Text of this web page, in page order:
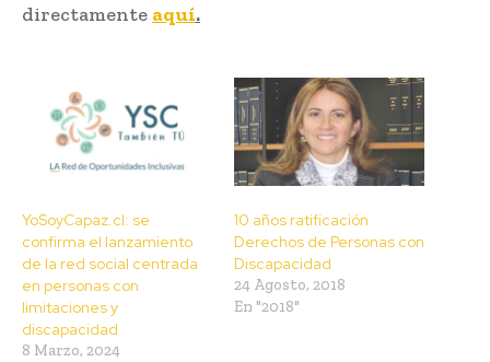
directamente aquí.
YoSoyCapaz.cl: se
confirma el lanzamiento
de la red social centrada
en personas con
limitaciones y
discapacidad
8 Marzo, 2024
10 años ratificación
Derechos de Personas con
Discapacidad
24 Agosto, 2018
En "2018"